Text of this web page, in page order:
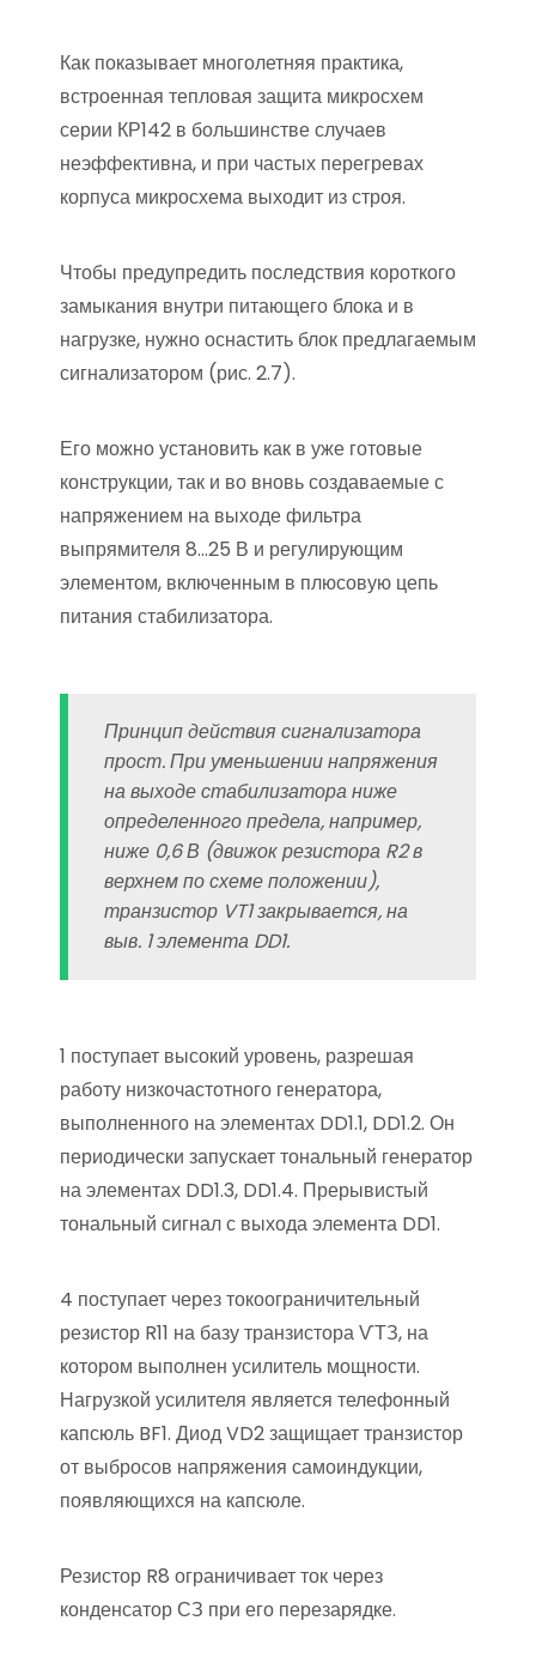
Как показывает многолетняя практика,
встроенная тепловая защита микросхем
серии КР142 в большинстве случаев
неэффективна, и при частых перегревах
корпуса микросхема выходит из строя.
Чтобы предупредить последствия короткого
замыкания внутри питающего блока и в
нагрузке, нужно оснастить блок предлагаемым
сигнализатором (рис. 2.7).
Его можно установить как в уже готовые
конструкции, так и во вновь создаваемые с
напряжением на выходе фильтра
выпрямителя 8…25 В и регулирующим
элементом, включенным в плюсовую цепь
питания стабилизатора.
Принцип действия сигнализатора
прост. При уменьшении напряжения
на выходе стабилизатора ниже
определенного предела, например,
ниже 0,6 В (движок резистора R2 в
верхнем по схеме положении),
транзистор VT1 закрывается, на
выв. 1 элемента DD1.
1 поступает высокий уровень, разрешая
работу низкочастотного генератора,
выполненного на элементах DD1.1, DD1.2. Он
периодически запускает тональный генератор
на элементах DD1.3, DD1.4. Прерывистый
тональный сигнал с выхода элемента DD1.
4 поступает через токоограничительный
резистор R11 на базу транзистора ѴТЗ, на
котором выполнен усилитель мощности.
Нагрузкой усилителя является телефонный
капсюль BF1. Диод VD2 защищает транзистор
от выбросов напряжения самоиндукции,
появляющихся на капсюле.
Резистор R8 ограничивает ток через
конденсатор СЗ при его перезарядке.